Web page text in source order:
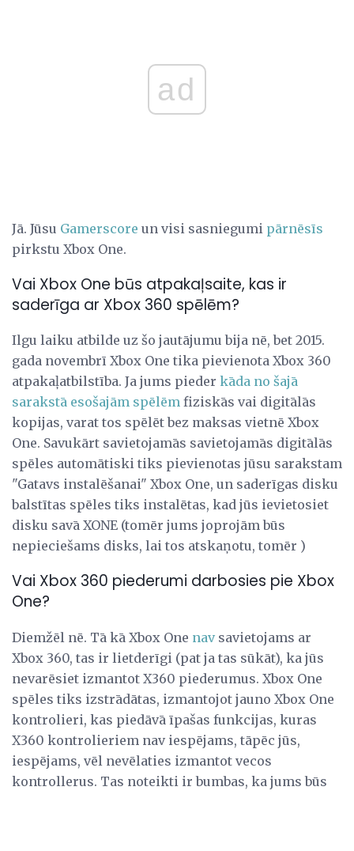
ad
Jā. Jūsu Gamerscore un visi sasniegumi pārnēsīs
pirkstu Xbox One.
Vai Xbox One būs atpakaļsaite, kas ir
saderīga ar Xbox 360 spēlēm?
Ilgu laiku atbilde uz šo jautājumu bija nē, bet 2015.
gada novembrī Xbox One tika pievienota Xbox 360
atpakaļatbilstība. Ja jums pieder kāda no šajā
sarakstā esošajām spēlēm fiziskās vai digitālās
kopijas, varat tos spēlēt bez maksas vietnē Xbox
One. Savukārt savietojamās savietojamās digitālās
spēles automātiski tiks pievienotas jūsu sarakstam
"Gatavs instalēšanai" Xbox One, un saderīgas disku
balstītas spēles tiks instalētas, kad jūs ievietosiet
disku savā XONE (tomēr jums joprojām būs
nepieciešams disks, lai tos atskaņotu, tomēr )
Vai Xbox 360 piederumi darbosies pie Xbox
One?
Diemžēl nē. Tā kā Xbox One navsavietojams ar
Xbox 360, tas ir lietderīgi (pat ja tas sūkāt), ka jūs
nevarēsiet izmantot X360 piederumus. Xbox One
spēles tiks izstrādātas, izmantojot jauno Xbox One
kontrolieri, kas piedāvā īpašas funkcijas, kuras
X360 kontrolieriem nav iespējams, tāpēc jūs,
iespējams, vēl nevēlaties izmantot vecos
kontrollerus. Tas noteikti ir bumbas, ka jums būs